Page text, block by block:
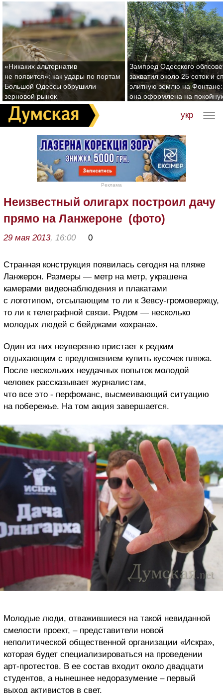
«Никаких альтернатив
не появится»: как удары по портам
Большой Одессы обрушили
зерновой рынок
Зампред Одесского
захватил около 25 соток и
элитную землю на Фонтане:
она оформлена на
укр
Реклама
Неизвестный олигарх построил дачу
прямо на Ланжероне (фото)
29 мая 2013, 16:00 0
Странная конструкция появилась сегодня на пляже
Ланжерон. Размеры — метр на метр, украшена
камерами видеонаблюдения и плакатами
с логотипом, отсылающим то ли к Зевсу-громовержцу,
то ли к телеграфной связи. Рядом — несколько
молодых людей с бейджами «охрана».
Один из них неуверенно пристает к редким
отдыхающим с предложением купить кусочек пляжа.
После нескольких неудачных попыток молодой
человек рассказывает журналистам,
что все это - перфоманс, высмеивающий ситуацию
на побережье. На том акция завершается.
Молодые люди, отважившиеся на такой невиданной
смелости проект, – представители новой
неполитической общественной организации «Искра»,
которая будет специализироваться на проведении
арт-протестов. В ее состав входит около двадцати
студентов, а нынешнее недоразумение – первый
выход активистов в свет.